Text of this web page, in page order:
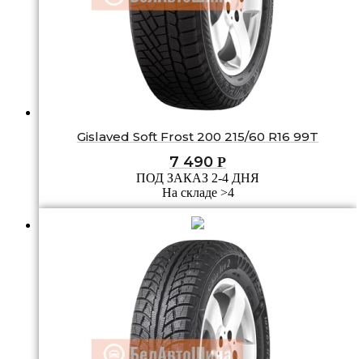
Gislaved Soft Frost 200 215/60 R16 99T
7 490 Р
ПОД ЗАКАЗ 2-4 ДНЯ
На складе >4